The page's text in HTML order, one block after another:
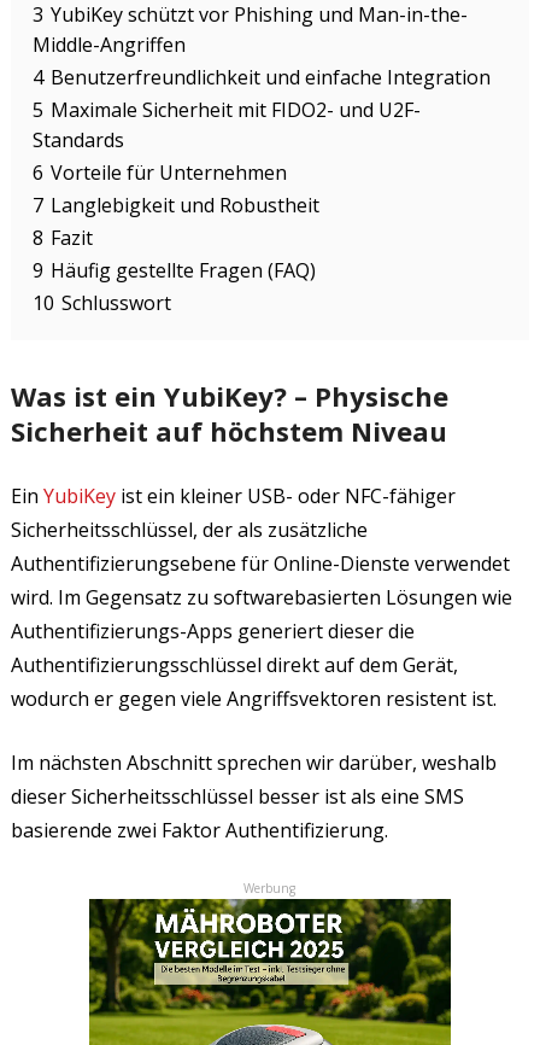
3 YubiKey schützt vor Phishing und Man-in-the-
Middle-Angriffen
4 Benutzerfreundlichkeit und einfache Integration
5 Maximale Sicherheit mit FIDO2- und U2F-
Standards
6 Vorteile für Unternehmen
7 Langlebigkeit und Robustheit
8 Fazit
9 Häufig gestellte Fragen (FAQ)
10 Schlusswort
Was ist ein YubiKey? – Physische
Sicherheit auf höchstem Niveau
Ein YubiKeyist ein kleiner USB- oder NFC-fähiger
Sicherheitsschlüssel, der als zusätzliche
Authentifizierungsebene für Online-Dienste verwendet
wird. Im Gegensatz zu softwarebasierten Lösungen wie
Authentifizierungs-Apps generiert dieser die
Authentifizierungsschlüssel direkt auf dem Gerät,
wodurch er gegen viele Angriffsvektoren resistent ist.
Im nächsten Abschnitt sprechen wir darüber, weshalb
dieser Sicherheitsschlüssel besser ist als eine SMS
basierende zwei Faktor Authentifizierung.
Werbung